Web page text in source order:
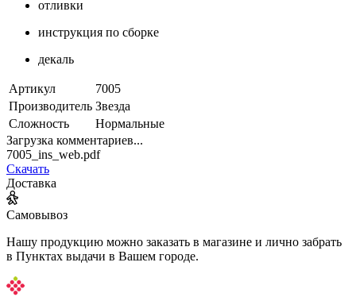
отливки
инструкция по сборке
декаль
Артикул
7005
Производитель Звезда
Сложность
Нормальные
Загрузка комментариев...
7005_ins_web.pdf
Скачать
Доставка
Самовывоз
Нашу продукцию можно заказать в магазине и лично забрать
в Пунктах выдачи в Вашем городе.